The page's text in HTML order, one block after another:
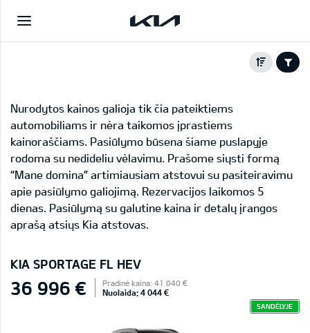
Nurodytos kainos galioja tik čia pateiktiems
automobiliams ir nėra taikomos įprastiems
kainoraščiams. Pasiūlymo būsena šiame puslapyje
rodoma su nedideliu vėlavimu. Prašome siųsti formą
“Mane domina” artimiausiam atstovui su pasiteiravimu
apie pasiūlymo galiojimą. Rezervacijos laikomos 5
dienas. Pasiūlymą su galutine kaina ir detalų įrangos
aprašą atsiųs Kia atstovas.
KIA SPORTAGE FL HEV
36 996 € Pradinė kaina: 41 040 €
Nuolaida: 4 044 €
SANDĖLYJE